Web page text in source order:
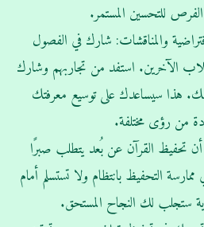
للتحسين المستمر.
والمناقشات: شارك في الفصول
الآخرين. استفد من تجاربهم وشارك
هذا سيساعدك على توسيع معرفتك
من رؤى مختلفة.
أن تحفيظ القرآن عن بُعد يتطلب صبرًا
التحفيظ بانتظام ولا تستسلم أمام
ستجلب لك النجاح المستحق.